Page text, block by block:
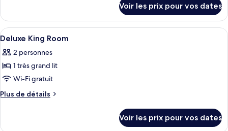
chambre :
Deluxe
Room,
2
Queen
Beds
(Gold)
le
type
de
Deluxe
Room,
Queen
Beds
(Gold)
Voir les prix pour vos dates
Afficher
toutes
les
photos
pour
ce
chambre :
Une chambre d’hôtel équipée d’une
3
Deluxe King Room
2 personnes
1 très grand lit
Wi-Fi gratuit
Plus de détails
Plus
Voir les prix pour vos dates